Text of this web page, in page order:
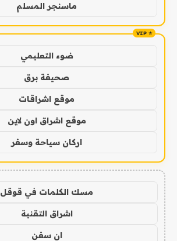
ماسنجر المسلم
ضوء التعليمي
صحيفة برق
موقع اشراقات
موقع اشراق اون لاين
اركان سياحة وسفر
مسك الكلمات في قوقل
اشراق التقنية
ان سفن